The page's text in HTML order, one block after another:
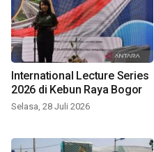
International Lecture Series
2026 di Kebun Raya Bogor
Selasa, 28 Juli 2026